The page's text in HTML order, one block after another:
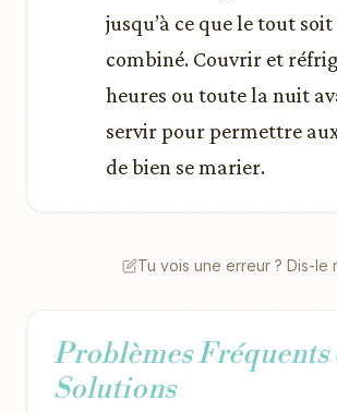
jusqu’à ce que le tout soit
combiné. Couvrir et
heures ou toute la nuit
servir pour permettre
de bien se marier.
Tu vois une erreur ? Dis-le
Problèmes Fréquents
Solutions